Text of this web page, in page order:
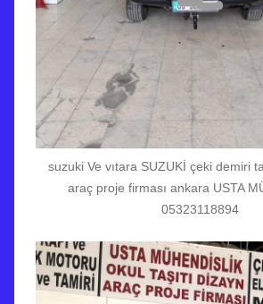
suzuki Ve vıtara SUZUKİ çeki demiri
araç proje firması ankara USTA
05323118894